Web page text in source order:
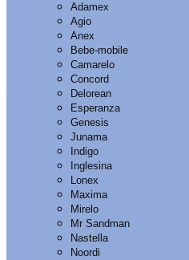
Adamex
Agio
Anex
Bebe-mobile
Camarelo
Concord
Delorean
Esperanza
Genesis
Junama
Indigo
Inglesina
Lonex
Maxima
Mirelo
Mr Sandman
Nastella
Noordi